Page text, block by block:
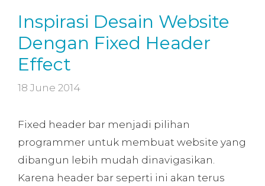
Inspirasi Desain Website
Dengan Fixed Header
Effect
18 June 2014
Fixed header bar menjadi pilihan
programmer untuk membuat website yang
dibangun lebih mudah dinavigasikan.
Karena header bar seperti ini akan terus